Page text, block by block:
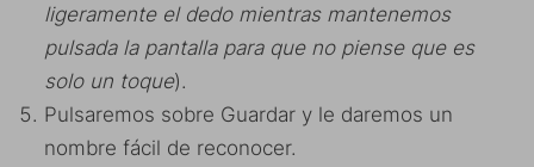
ligeramente el dedo mientras mantenemos
pulsada la pantalla para que no piense que es
solo un toque).
Pulsaremos sobre Guardar y le daremos un
nombre fácil de reconocer.